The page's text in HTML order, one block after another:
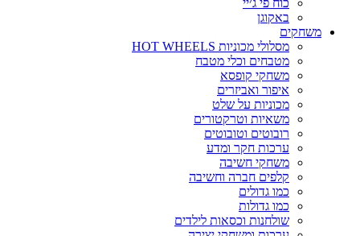
כוח פי ג׳יי
באקוגן
משחקים
מסלולי מכוניות HOT WHEELS
מטבחים וכלי מטבח
משחקי קופסא
איפור ואביזרים
מכוניות על שלט
משאיות וטרקטורים
רובוטים וטובוטים
ערכות חקר ומדע
משחקי חשיבה
קלפים חברה וחשיבה
כמו גדולים
כמו גדולות
שולחנות וכסאות לילדים